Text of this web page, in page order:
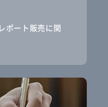
ポート販売に関